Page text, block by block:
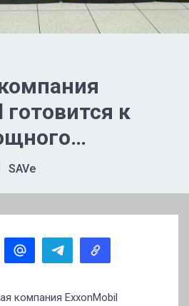
готовится к
оснащённого
NVIDIA
SAVe
компания ExxonMobil